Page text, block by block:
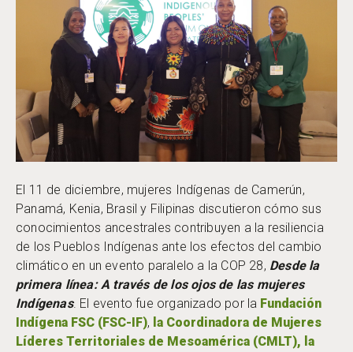
El 11 de diciembre, mujeres Indígenas de Camerún,
Panamá, Kenia, Brasil y Filipinas discutieron cómo sus
conocimientos ancestrales contribuyen a la resiliencia
de los Pueblos Indígenas ante los efectos del cambio
climático en un evento paralelo a la COP 28, Desde la
primera línea: A través de los ojos de las mujeres
Indígenas. El evento fue organizado por la Fundación
Indígena FSC (FSC-IF), la Coordinadora de Mujeres
Líderes Territoriales de Mesoamérica (CMLT), la